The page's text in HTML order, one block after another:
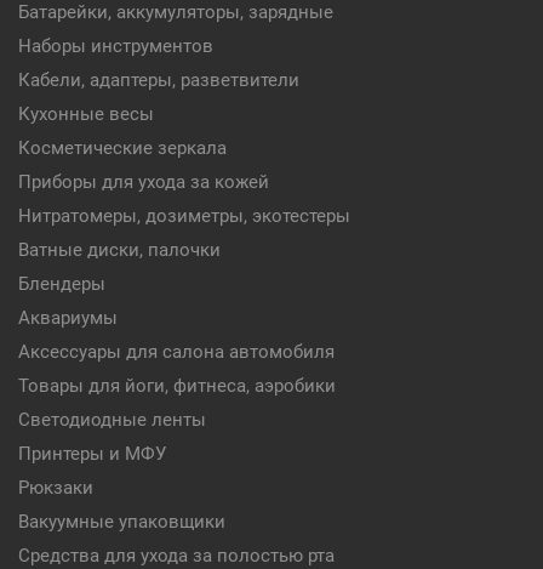
Батарейки, аккумуляторы, зарядные
Наборы инструментов
Кабели, адаптеры, разветвители
Кухонные весы
Косметические зеркала
Приборы для ухода за кожей
Нитратомеры, дозиметры, экотестеры
Ватные диски, палочки
Блендеры
Аквариумы
Аксессуары для салона автомобиля
Товары для йоги, фитнеса, аэробики
Светодиодные ленты
Принтеры и МФУ
Рюкзаки
Вакуумные упаковщики
Средства для ухода за полостью рта